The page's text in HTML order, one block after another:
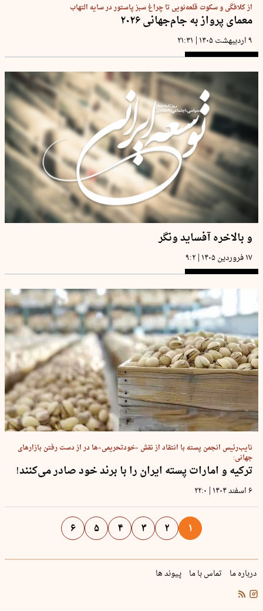
از کلافگی و سکوت قلعه‌نویی تا چراغ سبز پاستور در سایه التهاب
معمای پرواز به جام‌جهانی ۲۰۲۶
۹ اردیبهشت ۱۴۰۵ | ۲۱:۳۱
و بالاخره آفساید ونگر
۱۷ فروردین ۱۴۰۵ | ۹:۲
نایب‌رئیس انجمن پسته با انتقاد از نقش «خودتحریمی»‌ها در از دست رفتن بازار‌های
جهانی:
ترکیه و امارات پسته ایران را با برند خود صادر می‌کنند!
۶ اسفند ۱۴۰۴ | ۲۲:۰
۱ ۲ ۳ ۴ ۵ ۶
درباره ما تماس با ما پیوند ها